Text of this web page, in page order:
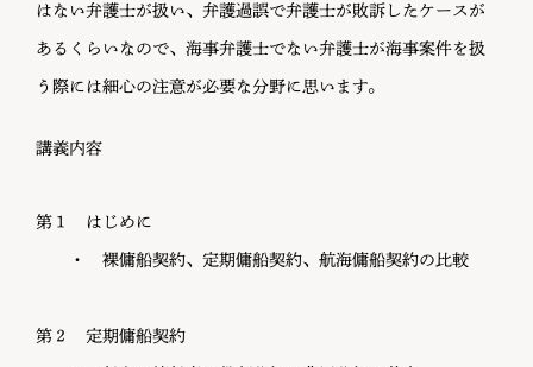
はない弁護士が扱い、弁護過誤で弁護士が敗訴したケースが
あるくらいなので、海事弁護士でない弁護士が海事案件を扱
う際には細心の注意が必要な分野に思います。
講義内容
第１ はじめに
・ 裸傭船契約、定期傭船契約、航海傭船契約の比較
第２ 定期傭船契約